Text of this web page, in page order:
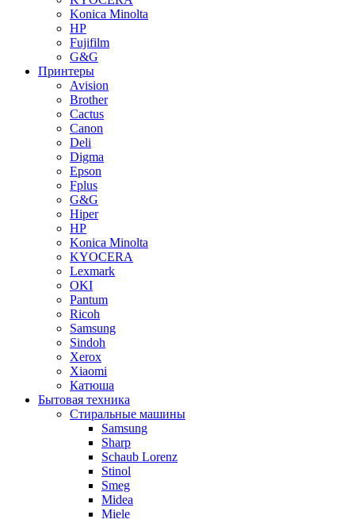
Konica Minolta
HP
Fujifilm
G&G
Принтеры
Avision
Brother
Cactus
Canon
Deli
Digma
Epson
Fplus
G&G
Hiper
HP
Konica Minolta
KYOCERA
Lexmark
OKI
Pantum
Ricoh
Samsung
Sindoh
Xerox
Xiaomi
Катюша
Бытовая техника
Стиральные машины
Samsung
Sharp
Schaub Lorenz
Stinol
Smeg
Midea
Miele